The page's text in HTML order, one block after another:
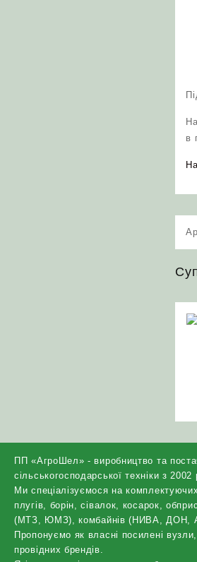
в
ПП «АгроШел» - виробництво та
сільськогосподарської техніки з 2002
Ми спеціалізуємося на
плугів, борін, сівалок, косарок,
(МТЗ, ЮМЗ), комбайнів (НИВА, ДОН,
Пропонуємо як власні посилені
провідних брендів.